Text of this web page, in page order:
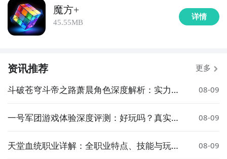
魔方+
45.55MB
详情
资讯推荐 更多
斗破苍穹斗帝之路萧晨角色深度解析：实力、
08-09
一号军团游戏体验深度评测：好玩吗？真实玩
08-09
天堂血统职业详解：全职业特点、技能与玩法
08-09